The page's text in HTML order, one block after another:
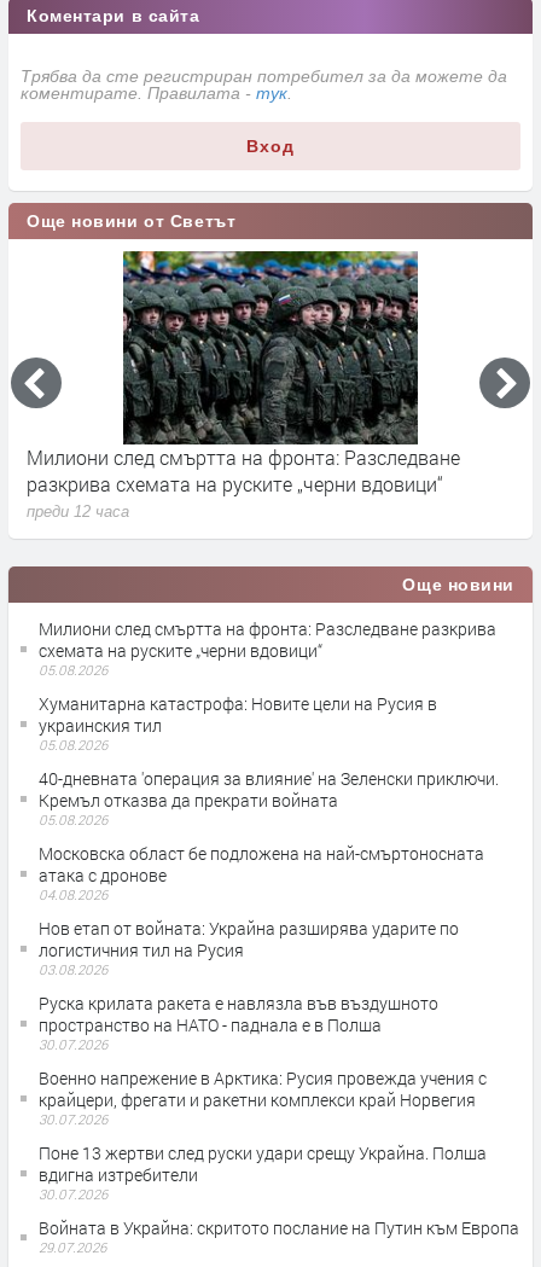
Коментари в сайта
Трябва да сте регистриран потребител за да можете да
коментирате. Правилата - тук.
Вход
Още новини от Светът
Милиони след смъртта на фронта: Разследване
разкрива схемата на руските „черни вдовици“
преди 12 часа
Още новини
Милиони след смъртта на фронта: Разследване разкрива
схемата на руските „черни вдовици“
05.08.2026
Хуманитарна катастрофа: Новите цели на Русия в
украинския тил
05.08.2026
40-дневната 'операция за влияние' на Зеленски приключи.
Кремъл отказва да прекрати войната
05.08.2026
Московска област бе подложена на най-смъртоносната
атака с дронове
04.08.2026
Нов етап от войната: Украйна разширява ударите по
логистичния тил на Русия
03.08.2026
Руска крилата ракета е навлязла във въздушното
пространство на НАТО - паднала е в Полша
30.07.2026
Военно напрежение в Арктика: Русия провежда учения с
крайцери, фрегати и ракетни комплекси край Норвегия
30.07.2026
Поне 13 жертви след руски удари срещу Украйна. Полша
вдигна изтребители
30.07.2026
Войната в Украйна: скритото послание на Путин към Европа
29.07.2026